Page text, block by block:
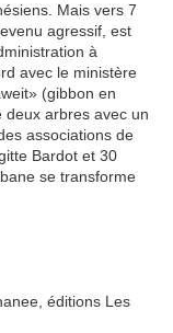
Mais vers 7
agressif, est
à
avec le ministère
(gibbon en
deux arbres avec un
associations de
Bardot et 30
se transforme
éditions Les